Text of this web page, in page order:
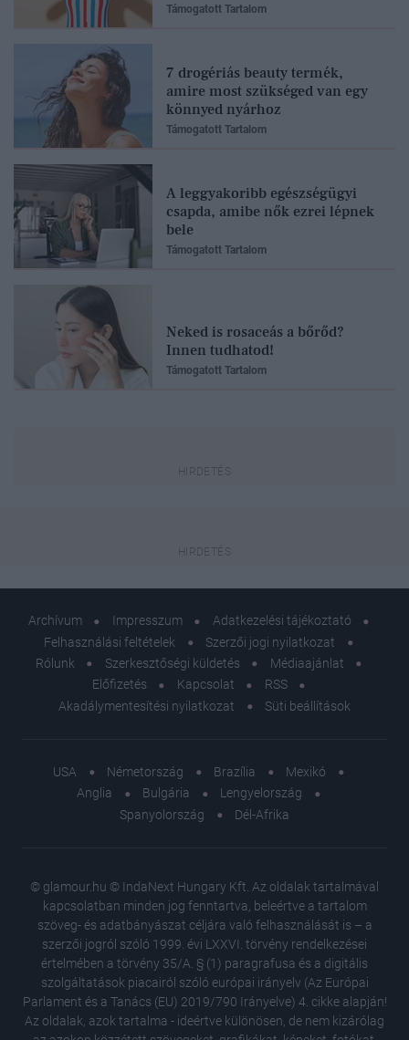
Támogatott Tartalom
7 drogériás beauty termék,
amire most szükséged van egy
könnyed nyárhoz
Támogatott Tartalom
A leggyakoribb egészségügyi
csapda, amibe nők ezrei lépnek
bele
Támogatott Tartalom
Neked is rosaceás a bőrőd?
Innen tudhatod!
Támogatott Tartalom
Archívum Impresszum
Adatkezelési tájékoztató
Felhasználási feltételek
Szerzői jogi nyilatkozat
Rólunk
Szerkesztőségi küldetés
Médiaajánlat
Előfizetés
Kapcsolat
RSS
Akadálymentesítési nyilatkozat
Süti beállítások
USA Németország Brazília
Mexikó
Anglia
Bulgária
Lengyelország
Spanyolország
Dél-Afrika
© glamour.hu © IndaNext Hungary Kft. Az oldalak tartalmával
kapcsolatban minden jog fenntartva, beleértve a tartalom
szöveg- és adatbányászat céljára való felhasználását is – a
szerzői jogról szóló 1999. évi LXXVI. törvény rendelkezései
értelmében a törvény 35/A. § (1) paragrafusa és a digitális
szolgáltatások piacairól szóló európai irányelv (Az Európai
Parlament és a Tanács (EU) 2019/790 Irányelve) 4. cikke alapján!
Az oldalak, azok tartalma - ideértve különösen, de nem kizárólag